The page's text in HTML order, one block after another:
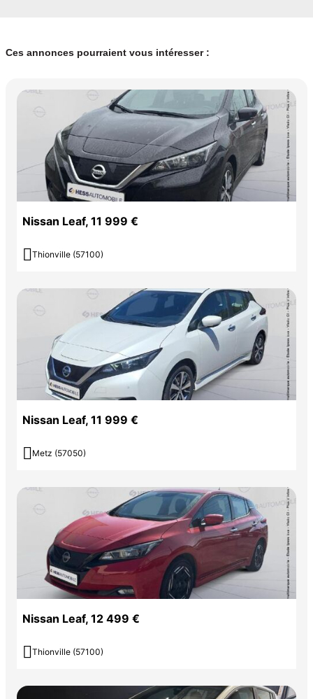
Ces annonces pourraient vous intéresser :
Nissan Leaf, 11 999 €
 Thionville (57100)
Nissan Leaf, 11 999 €
 Metz (57050)
Nissan Leaf, 12 499 €
 Thionville (57100)